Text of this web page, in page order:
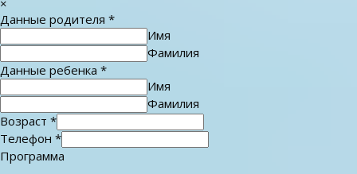
Данные родителя *
Имя
Фамилия
Данные ребенка *
Имя
Фамилия
Возраст *
Телефон *
Программа